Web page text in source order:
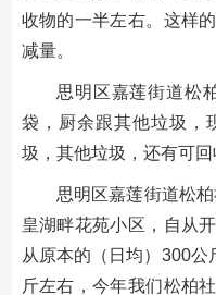
收物的一半左右。这样
减量。
思明区嘉莲街道松
袋，厨余跟其他垃圾，
圾，其他垃圾，还有可回
思明区嘉莲街道松
皇湖畔花苑小区，自从
从原本的（日均）300
斤左右，今年我们松柏